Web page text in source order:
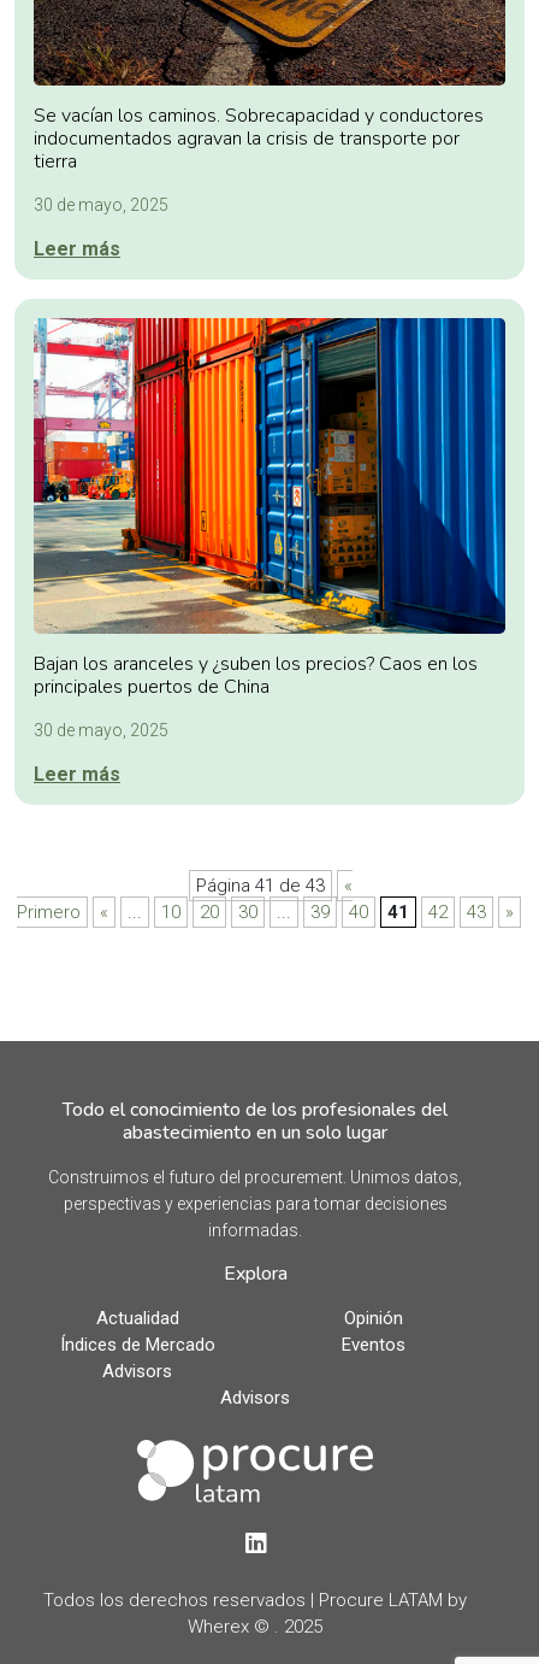
Se vacían los caminos. Sobrecapacidad y conductores
indocumentados agravan la crisis de transporte por
tierra
30 de mayo, 2025
Leer más
Bajan los aranceles y ¿suben los precios? Caos en los
principales puertos de China
30 de mayo, 2025
Leer más
Página 41 de 43
«
Primero
« ... 10 20 30 ... 39 40 41 42 43 »
Todo el conocimiento de los profesionales del
abastecimiento en un solo lugar
Construimos el futuro del procurement. Unimos datos,
perspectivas y experiencias para tomar decisiones
informadas.
Explora
Actualidad
Opinión
Índices de Mercado
Eventos
Advisors
Advisors
LinkedIn
Todos los derechos reservados | Procure LATAM by
Wherex © . 2025